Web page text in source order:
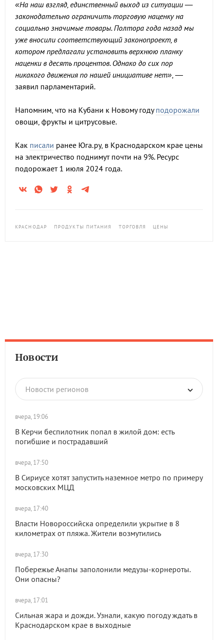
«На наш взгляд, единственный выход из ситуации —
законодательно ограничить торговую наценку на
социально значимые товары. Полтора года назад мы
уже вносили соответствующий законопроект, в
котором предлагали установить верхнюю планку
наценки в десять процентов. Однако до сих пор
никакого движения по нашей инициативе нет», —
заявил парламентарий.
Напомним, что на Кубани к Новому годуподорожали
овощи, фрукты и цитрусовые.
Как писали ранее Юга.ру, в Краснодарском крае цены
на электричество поднимут почти на 9%. Ресурс
подорожает 1 июля 2024 года.
КРАСНОДАР ПРОДУКТЫ ПИТАНИЯ ТОРГОВЛЯ ЦЕНЫ
Новости
Новости регионов
вчера, 19:06
В Керчи беспилотник попал в жилой дом: есть
погибшие и пострадавший
вчера, 17:50
В Сириусе хотят запустить наземное метро по примеру
московских МЦД
вчера, 17:40
Власти Новороссийска определили укрытие в 8
километрах от пляжа. Жители возмутились
вчера, 17:30
Побережье Анапы заполонили медузы-корнероты.
Они опасны?
вчера, 17:01
Сильная жара и дожди. Узнали, какую погоду ждать в
Краснодарском крае в выходные